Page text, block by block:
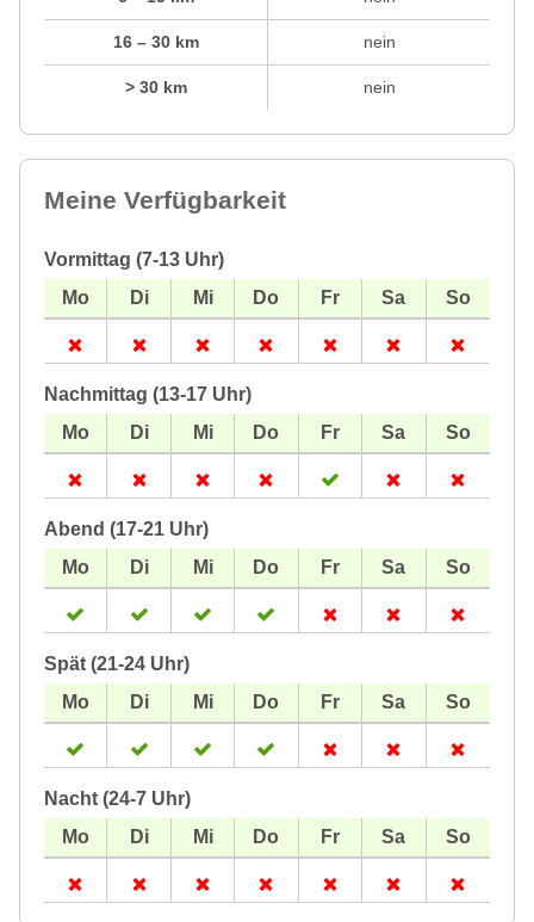
16 – 30 km
> 30 km
nein
nein
Meine Verfügbarkeit
Vormittag (7-13 Uhr)
Nachmittag (13-17 Uhr)
Abend (17-21 Uhr)
Spät (21-24 Uhr)
Nacht (24-7 Uhr)